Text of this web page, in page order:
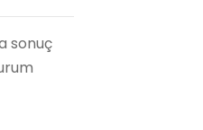
sonuç